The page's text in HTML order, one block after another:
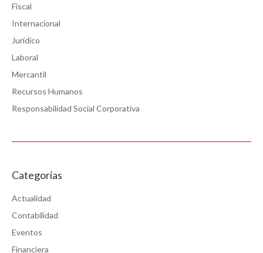
Fiscal
Internacional
Jurídico
Laboral
Mercantil
Recursos Humanos
Responsabilidad Social Corporativa
Categorías
Actualidad
Contabilidad
Eventos
Financiera